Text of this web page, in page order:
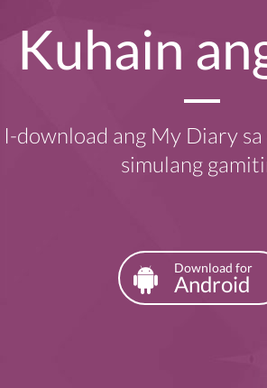
Kuhain
I-download ang My Diary
simulang
Download for
Android